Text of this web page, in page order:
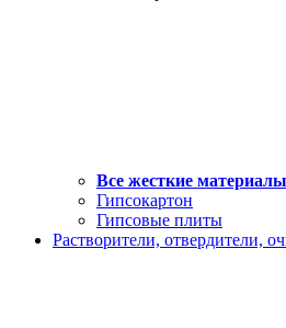
Все жесткие материалы
Гипсокартон
Гипсовые плиты
Растворители, отвердители,